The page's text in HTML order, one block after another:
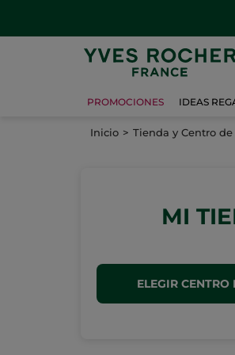
PROMOCIONES IDEAS
Inicio Tienda y Centro
MI
ELEGIR CENTRO